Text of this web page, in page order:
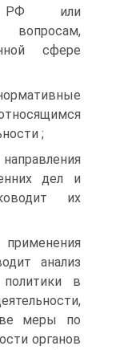
РФ или
сфере
;
дел и
их
анализ
политики в
меры по
органов